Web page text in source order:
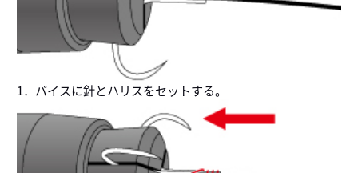
1．バイスに針とハリスをセットする。